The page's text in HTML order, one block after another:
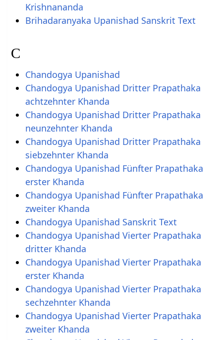
Krishnananda
Brihadaranyaka Upanishad Sanskrit Text
C
Chandogya Upanishad
Chandogya Upanishad Dritter Prapathaka
achtzehnter Khanda
Chandogya Upanishad Dritter Prapathaka
neunzehnter Khanda
Chandogya Upanishad Dritter Prapathaka
siebzehnter Khanda
Chandogya Upanishad Fünfter Prapathaka
erster Khanda
Chandogya Upanishad Fünfter Prapathaka
zweiter Khanda
Chandogya Upanishad Sanskrit Text
Chandogya Upanishad Vierter Prapathaka
dritter Khanda
Chandogya Upanishad Vierter Prapathaka
erster Khanda
Chandogya Upanishad Vierter Prapathaka
sechzehnter Khanda
Chandogya Upanishad Vierter Prapathaka
zweiter Khanda